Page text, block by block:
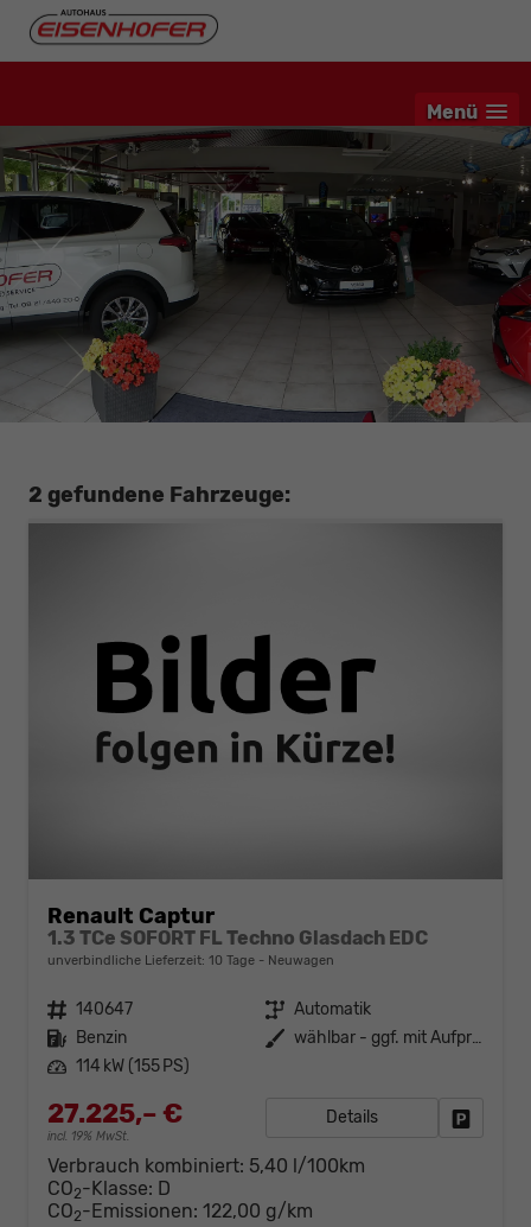
Menü
2 gefundene Fahrzeuge:
Renault Captur
1.3 TCe SOFORT FL Techno Glasdach EDC
unverbindliche Lieferzeit: 10 Tage Neuwagen
Fahrzeugnr. 140647 Getriebe Automatik
Kraftstoff Benzin Außenfarbe
wählbar - ggf. mit Aufpreis
Leistung 114 kW (155 PS)
27.225,– €
incl. 19% MwSt.
Details
Verbrauch kombiniert: 5,40 l/100km
CO2-Klasse: D
CO2-Emissionen: 122,00 g/km